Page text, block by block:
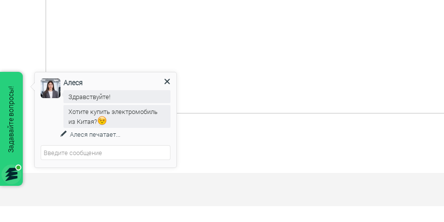
Задавайте вопросы!
Алеся
Здравствуйте!
Хотите купить электромобиль
из Китая?
Алеся печатает...